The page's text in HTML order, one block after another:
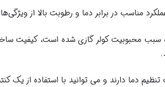
مناسب در برابر دما و رطوبت بالا از
محبوبیت کولر گازی شده است، کیفیت
تنظیم دما دارند و می توانید با استفاده از